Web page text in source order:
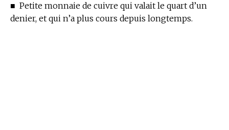
■ Petite monnaie de cuivre qui valait le quart d’un
denier, et qui n’a plus cours depuis longtemps.